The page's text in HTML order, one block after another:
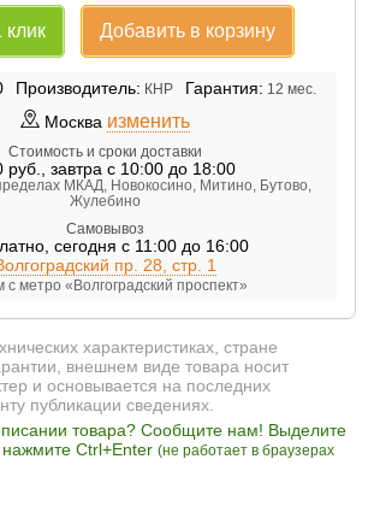
клик Добавить в корзину
Производитель: КНР Гарантия: 12 мес.
Москва изменить
Стоимость и сроки доставки
руб. завтра с 10:00 до 18:00
МКАД, Новокосино, Митино, Бутово,
Жулебино
Самовывоз
, сегодня с 11:00 до 16:00
пр. 28, стр. 1
с метро «Волгоградский проспект»
характеристиках, стране
внешнем виде товара носит
и основывается на последних
публикации сведениях.
товара? Сообщите нам! Выделите
нажмите Ctrl+Enter (не работает в браузерах